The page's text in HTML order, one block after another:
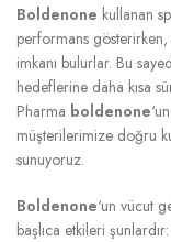
Boldenone kullanan
performans
imkanı bulurlar. Bu
hedeflerine daha kısa
Pharma boldenone
müşterilerimize doğru
sunuyoruz.
Boldenone‘un vücut
başlıca etkileri şunlardır: